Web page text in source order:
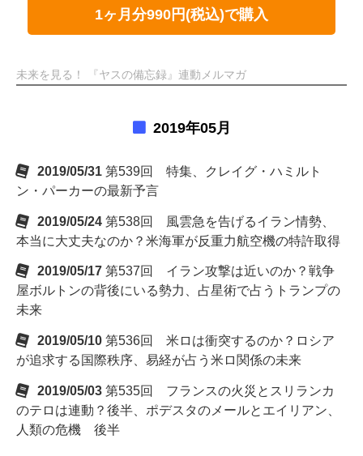
1ヶ月分990円(税込)で購入
未来を見る！ 『ヤスの備忘録』連動メルマガ
2019年05月
2019/05/31 第539回 特集、クレイグ・ハミルト
ン・パーカーの最新予言
2019/05/24 第538回 風雲急を告げるイラン情勢、
本当に大丈夫なのか？米海軍が反重力航空機の特許取得
2019/05/17 第537回 イラン攻撃は近いのか？戦争
屋ボルトンの背後にいる勢力、占星術で占うトランプの
未来
2019/05/10 第536回 米ロは衝突するのか？ロシア
が追求する国際秩序、易経が占う米ロ関係の未来
2019/05/03 第535回 フランスの火災とスリランカ
のテロは連動？後半、ポデスタのメールとエイリアン、
人類の危機 後半